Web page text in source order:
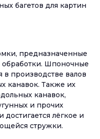
багетов для картин
предназначенные
обработки. Шпоночные
в производстве валов
канавок. Также их
канавок,
и прочих
достигается лёгкое и
стружки.